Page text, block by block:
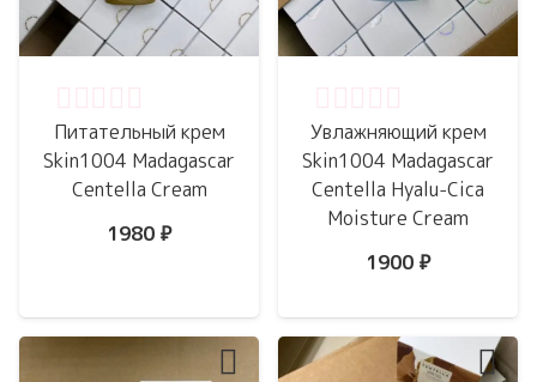
Питательный крем
Skin1004 Madagascar
Centella Cream
1980 ₽
Увлажняющий крем
Skin1004 Madagascar
Centella Hyalu-Cica
Moisture Cream
1900 ₽